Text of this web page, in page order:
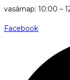
vasárnap: 10:00 –
Facebook